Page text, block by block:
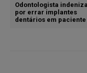
Odontologista
por errar implantes
dentários em paciente